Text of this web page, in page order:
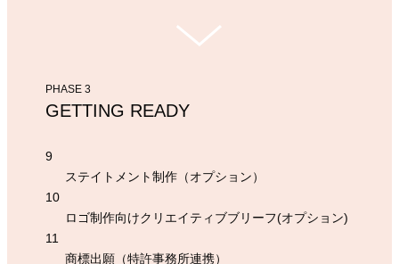
PHASE 3
GETTING READY
9
ステイトメント制作（オプション）
10
ロゴ制作向けクリエイティブブリーフ(オプション)
11
商標出願（特許事務所連携）